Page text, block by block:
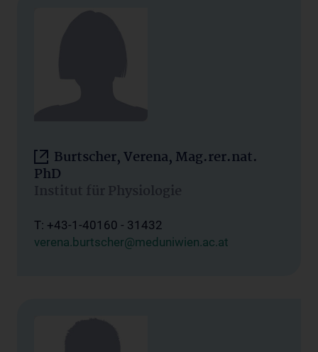
Burtscher, Verena, Mag.rer.nat.
PhD
Institut für Physiologie
T: +43-1-40160 - 31432
verena.burtscher@meduniwien.ac.at